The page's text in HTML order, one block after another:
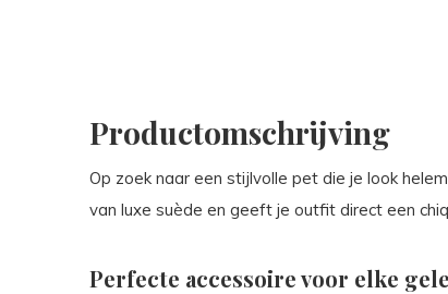
Productomschrijving
Op zoek naar een stijlvolle pet die je look
van luxe suède en geeft je outfit direct een
Perfecte accessoire voor elke